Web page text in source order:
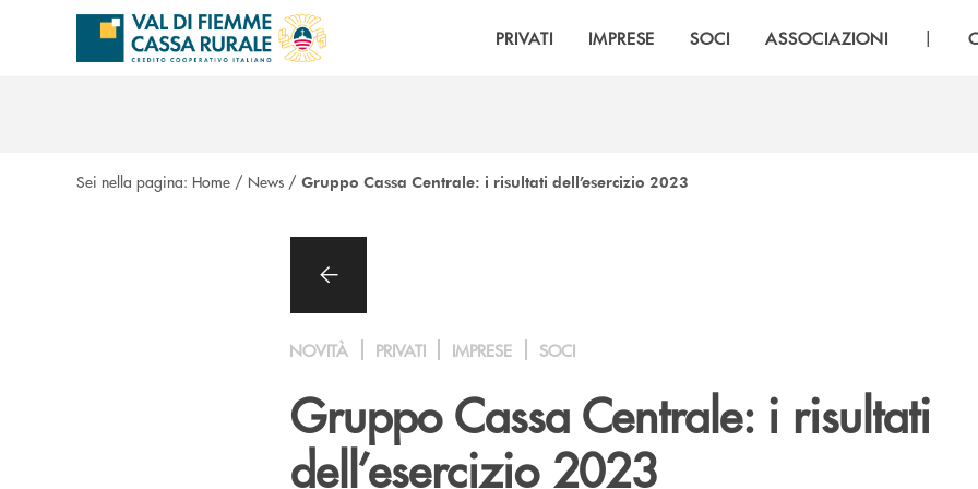
Salta al contenuto principale
PRIVATI IMPRESE SOCI ASSOCIAZIONI |
Sei nella pagina: Home / News / Gruppo Cassa Centrale: i risultati dell’esercizio 2023
NOVITÀ PRIVATI IMPRESE SOCI
Gruppo Cassa Centrale: i risultati
dell’esercizio 2023